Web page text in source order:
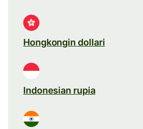
Hongkongin dollari
Indonesian rupia